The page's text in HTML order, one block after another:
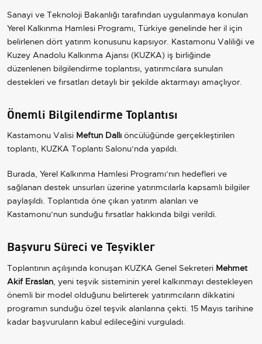
Sanayi ve Teknoloji Bakanlığı tarafından uygulanmaya konulan
Yerel Kalkınma Hamlesi Programı, Türkiye genelinde her il için
belirlenen dört yatırım konusunu kapsıyor. Kastamonu Valiliği ve
Kuzey Anadolu Kalkınma Ajansı (KUZKA) iş birliğinde
düzenlenen bilgilendirme toplantısı, yatırımcılara sunulan
destekleri ve fırsatları detaylı bir şekilde aktarmayı amaçlıyor.
Önemli Bilgilendirme Toplantısı
Kastamonu Valisi Meftun Dallı öncülüğünde gerçekleştirilen
toplantı, KUZKA Toplantı Salonu’nda yapıldı.
Burada, Yerel Kalkınma Hamlesi Programı’nın hedefleri ve
sağlanan destek unsurları üzerine yatırımcılarla kapsamlı bilgiler
paylaşıldı. Toplantıda öne çıkan yatırım alanları ve
Kastamonu’nun sunduğu fırsatlar hakkında bilgi verildi.
Başvuru Süreci ve Teşvikler
Toplantının açılışında konuşan KUZKA Genel Sekreteri Mehmet
Akif Eraslan, yeni teşvik sisteminin yerel kalkınmayı destekleyen
önemli bir model olduğunu belirterek yatırımcıların dikkatini
programın sunduğu özel teşvik alanlarına çekti. 15 Mayıs tarihine
kadar başvuruların kabul edileceğini vurguladı.